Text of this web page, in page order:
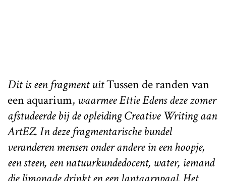
Dit is een fragment uitTussen de randen van
een aquarium, waarmee Ettie Edens deze zomer
afstudeerde bij de opleiding Creative Writing aan
ArtEZ. In deze fragmentarische bundel
veranderen mensen onder andere in een hoopje,
een steen, een natuurkundedocent, water, iemand